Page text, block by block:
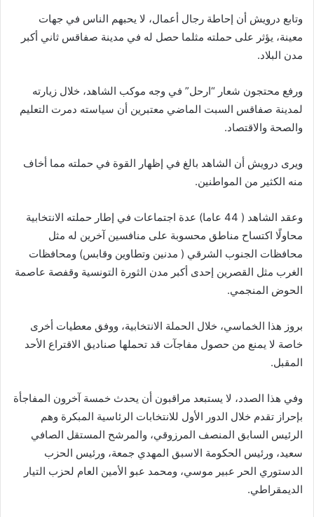
وتابع درويش أن إحاطة رجال أعمال، لا يحبهم الناس في جهات
معينة، يؤثر على حملته مثلما حصل له في مدينة صفاقس ثاني أكبر
مدن البلاد.
ورفع محتجون شعار “ارحل” في وجه موكب الشاهد، خلال زيارته
لمدينة صفاقس السبت الماضي معتبرين أن سياسته دمرت التعليم
والصحة والاقتصاد.
ويرى درويش أن الشاهد بالغ في إظهار القوة في حملته مما أخاف
منه الكثير من المواطنين.
وعقد الشاهد ( 44 عاما) عدة اجتماعات في إطار حملته الانتخابية
محاولًا اكتساح مناطق محسوبة على منافسين آخرين له مثل
محافظات الجنوب الشرقي ( مدنين وتطاوين وقابس) ومحافظات
الغرب مثل القصرين إحدى أكبر مدن الثورة التونسية وقفصة عاصمة
الحوض المنجمي.
بروز هذا الخماسي، خلال الحملة الانتخابية، ووفق معطيات أخرى
خاصة لا يمنع من حصول مفاجآت قد تحملها صناديق الاقتراع الأحد
المقبل.
وفي هذا الصدد، لا يستبعد مراقبون أن يحدث خمسة آخرون المفاجأة
بإحراز تقدم خلال الدور الأول للانتخابات الرئاسية المبكرة وهم
الرئيس السابق المنصف المرزوقي، والمرشح المستقل الصافي
سعيد، ورئيس الحكومة الاسبق المهدي جمعة، ورئيس الحزب
الدستوري الحر عبير موسي، ومحمد عبو الأمين العام لحزب التيار
الديمقراطي.